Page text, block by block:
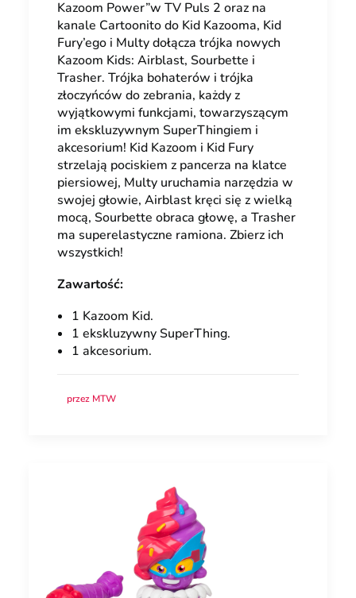
Kazoom Power”w TV Puls 2 oraz na
kanale Cartoonito do Kid Kazooma, Kid
Fury’ego i Multy dołącza trójka nowych
Kazoom Kids: Airblast, Sourbette i
Trasher. Trójka bohaterów i trójka
złoczyńców do zebrania, każdy z
wyjątkowymi funkcjami, towarzyszącym
im ekskluzywnym SuperThingiem i
akcesorium! Kid Kazoom i Kid Fury
strzelają pociskiem z pancerza na klatce
piersiowej, Multy uruchamia narzędzia w
swojej głowie, Airblast kręci się z wielką
mocą, Sourbette obraca głowę, a Trasher
ma superelastyczne ramiona. Zbierz ich
wszystkich!
Zawartość:
1 Kazoom Kid.
1 ekskluzywny SuperThing.
1 akcesorium.
przez MTW